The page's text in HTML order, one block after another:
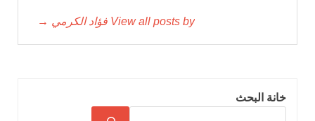
View all posts by فؤاد الكرمي →
خانة البحث